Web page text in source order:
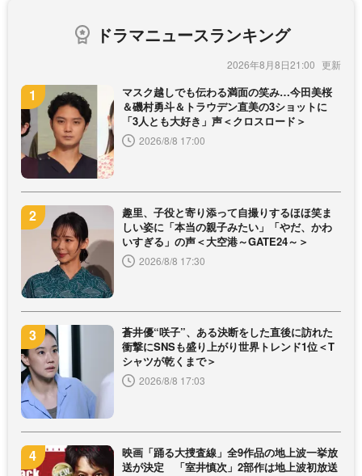
ドラマニュースランキング
2026年8月8日21:00
マスク越しでも伝わる満面の笑み…今田美桜
＆磯村勇斗＆トラウデン直美の3ショットに
「3人とも大好き」声＜クロスロード＞
2026/8/8 17:00
趣里、子役と寄り添って自撮りするほほ笑ま
しい姿に「本当の親子みたい」「やだ、かわ
いすぎる」の声＜大空港～GATE24～＞
2026/8/8 17:30
蒼井優“咲子”、ある決断をした直後に訪れた
衝撃にSNSも盛り上がり世界トレンド1位＜T
シャツが乾くまで＞
2026/8/8 17:03
映画「踊る大捜査線」全9作品の地上波一挙放
送が決定 「室井慎次」2部作は地上波初放送